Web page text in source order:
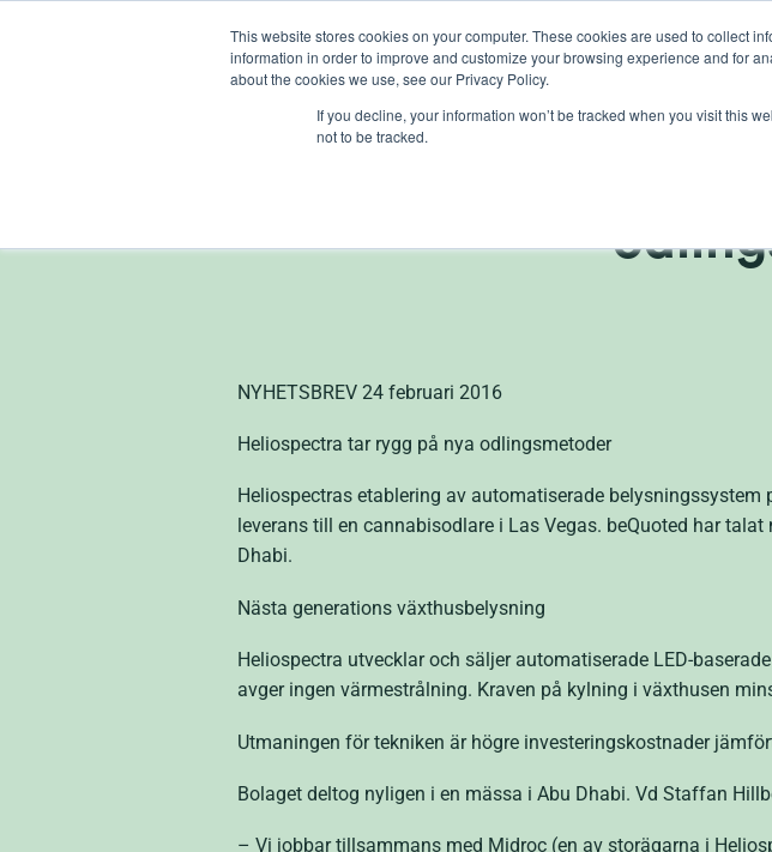
This website stores cookies on your computer. These cookies are used to collect
information in order to improve and customize your browsing experience and for
about the cookies we use, see our Privacy Policy.
If you decline, your information won’t be tracked when you visit this
not to be tracked.
lights crop control
NYHETSBREV 24 februari 2016
Heliospectra tar rygg på nya odlingsmetoder
Heliospectras etablering av automatiserade
leverans till en cannabisodlare i Las Vegas. beQuoted har
Dhabi.
Nästa generations växthusbelysning
Heliospectra utvecklar och säljer automatiserade LED-
avger ingen värmestrålning. Kraven på kylning i växthusen
Utmaningen för tekniken är högre investeringskostnader
Bolaget deltog nyligen i en mässa i Abu Dhabi. Vd Staffan
– Vi jobbar tillsammans med Midroc (en av storägarna i